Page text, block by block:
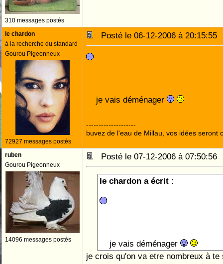
310 messages postés
le chardon
à la recherche du standard
Gourou Pigeonneux
72927 messages postés
Posté le 06-12-2006 à
je vais déménager
--------------------
buvez de l'eau de Millau, vos idées seront
ruben
Gourou Pigeonneux
14096 messages postés
Posté le 07-12-2006 à
le chardon a écrit :
je vais déménager
je crois qu'on va etre nombreux à